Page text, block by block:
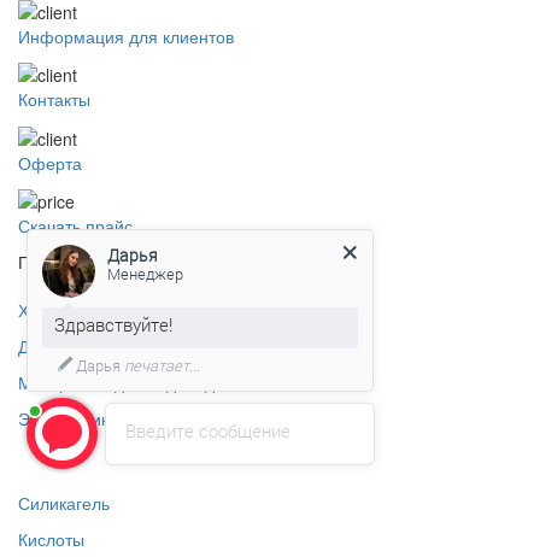
Информация для клиентов
Контакты
Оферта
Скачать прайс
Продукция
Хлорсодержащие препараты
Дезинфицирующие средства
Материалы для водоподготовки
Этиленгликоль
Силикагель
Кислоты
Введите сообщение
Дарья
Менеджер
Здравствуйте!
Дарья печатает...